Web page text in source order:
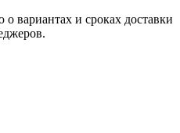
вариантах и сроках доставки